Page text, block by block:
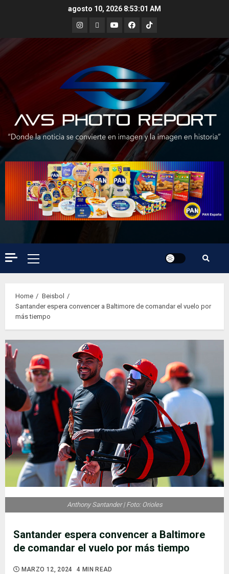
agosto 10, 2026 8:53:02 AM
Instagram
X YoutubeFacebook
TikTok
Primary
Menu
Home
Beisbol
Santander espera convencer a Baltimore de comandar el vuelo por
más tiempo
Santander espera convencer a Baltimore
de comandar el vuelo por más tiempo
MARZO 12, 2024 4 MIN READ
Anthony Santander | Foto: Orioles